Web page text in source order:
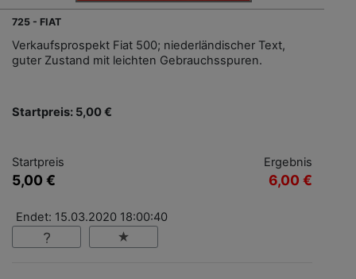
725 - FIAT
Verkaufsprospekt Fiat 500; niederländischer Text,
guter Zustand mit leichten Gebrauchsspuren.
Startpreis: 5,00 €
Startpreis
5,00 €
Ergebnis
6,00 €
Endet: 15.03.2020 18:00:40